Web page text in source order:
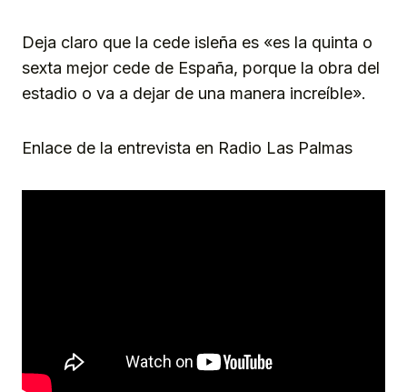
Deja claro que la cede isleña es «es la quinta o
sexta mejor cede de España, porque la obra del
estadio o va a dejar de una manera increíble».
Enlace de la entrevista en Radio Las Palmas